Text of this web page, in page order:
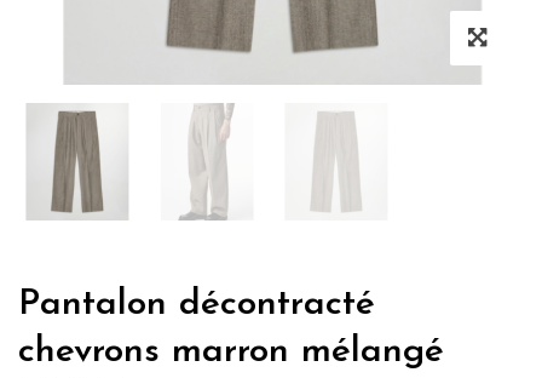
Pantalon décontracté
chevrons marron mélangé